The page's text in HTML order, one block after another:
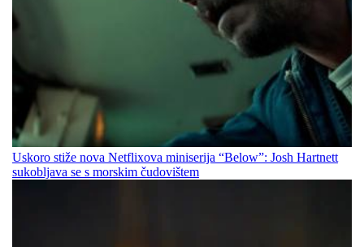
Uskoro stiže nova Netflixova miniserija “Below”: Josh Hartnett
sukobljava se s morskim čudovištem